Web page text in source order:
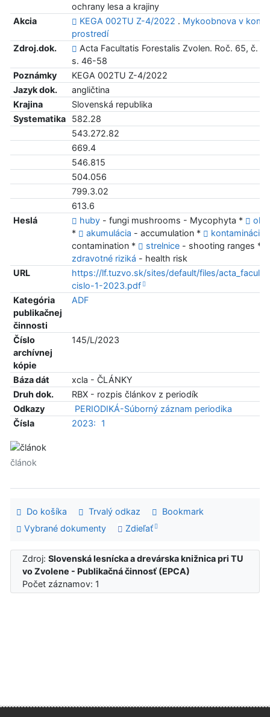
ochrany lesa a krajiny
Akcia
KEGA 002TU Z-4/2022 . Mykoobnova v
prostredí
Zdroj.dok.
Acta Facultatis Forestalis Zvolen. Roč. 65, č. 1
s. 46-58
Poznámky
KEGA 002TU Z-4/2022
Jazyk dok.
angličtina
Krajina
Slovenská republika
Systematika
582.28
543.272.82
669.4
546.815
504.056
799.3.02
613.6
Heslá
huby- fungi mushrooms - Mycophyta *
*
akumulácia - accumulation * kontaminácia
contamination *
strelnice- shooting ranges *
zdravotné riziká - health risk
URL
https://lf.tuzvo.sk/sites/default/files/
cislo-1-2023.pdf
Kategória
publikačnej
činnosti
ADF
Číslo
archívnej
kópie
145/L/2023
Báza dát
xcla - ČLÁNKY
Druh dok.
RBX - rozpis článkov z periodík
Odkazy
PERIODIKÁ-Súborný záznam periodika
Čísla
2023: 1
článok
Do košíka Trvalý odkaz
Bookmark
Vybrané dokumenty
Zdieľať
Zdroj:Slovenská lesnícka a drevárska knižnica pri TU
vo Zvolene - Publikačná činnosť (EPCA)
Počet záznamov: 1